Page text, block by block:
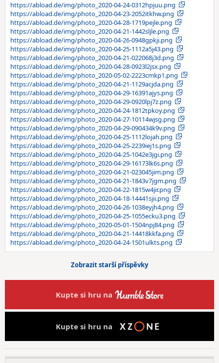
https://abload.de/img/photo_2020-04-24-0312hpjuu.png
https://abload.de/img/photo_2020-04-23-2052itkhw.png
https://abload.de/img/photo_2020-04-28-1719pejle.png
https://abload.de/img/photo_2020-04-21-1442sljle.png
https://abload.de/img/photo_2020-04-26-0948gpkji.png
https://abload.de/img/photo_2020-04-25-1112a5j43.png
https://abload.de/img/photo_2020-04-21-022068j3d.png
https://abload.de/img/photo_2020-04-28-0923l2jsx.png
https://abload.de/img/photo_2020-05-02-2223cmkp1.png
https://abload.de/img/photo_2020-04-21-1129acjda.png
https://abload.de/img/photo_2020-04-29-16391ajys.png
https://abload.de/img/photo_2020-04-29-0920lpj7z.png
https://abload.de/img/photo_2020-04-24-1812tpkoy.png
https://abload.de/img/photo_2020-04-27-10114wjsg.png
https://abload.de/img/photo_2020-04-29-090434k9v.png
https://abload.de/img/photo_2020-04-25-1112lojah.png
https://abload.de/img/photo_2020-04-25-2239iej1s.png
https://abload.de/img/photo_2020-04-25-1042e3jgi.png
https://abload.de/img/photo_2020-04-29-16173lk6s.png
https://abload.de/img/photo_2020-04-21-023045jim.png
https://abload.de/img/photo_2020-04-21-1843v7jgm.png
https://abload.de/img/photo_2020-04-22-1815w4jir.png
https://abload.de/img/photo_2020-04-18-14441sjii.png
https://abload.de/img/photo_2020-04-26-1038eyjh4.png
https://abload.de/img/photo_2020-04-25-1055ecku3.png
https://abload.de/img/photo_2020-05-01-1504npj84.png
https://abload.de/img/photo_2020-04-21-14418kkfa.png
https://abload.de/img/photo_2020-04-24-1501ulkts.png
Zobrazit starší příspěvky
Kupte si hru na
Kupte si hru na